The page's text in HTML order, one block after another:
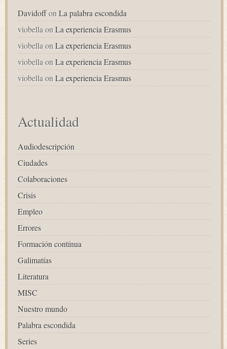
DavidoffonLa palabra escondida
viobellaonLa experiencia Erasmus
viobellaonLa experiencia Erasmus
viobellaonLa experiencia Erasmus
viobellaonLa experiencia Erasmus
Actualidad
Audiodescripción
Ciudades
Colaboraciones
Crisis
Empleo
Errores
Formación contínua
Galimatías
Literatura
MISC
Nuestro mundo
Palabra escondida
Series